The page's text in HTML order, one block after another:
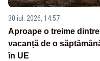
30 iul. 2026, 14:57
Aproape o treime
vacanță de o
în UE